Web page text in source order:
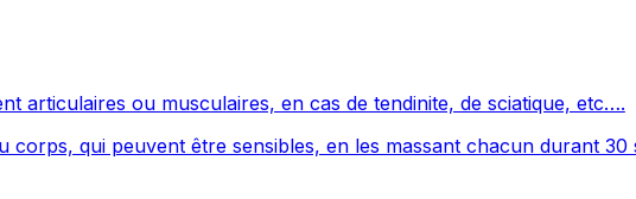
articulaires ou musculaires, en cas de tendinite, de sciatique, etc….
corps, qui peuvent être sensibles, en les massant chacun durant